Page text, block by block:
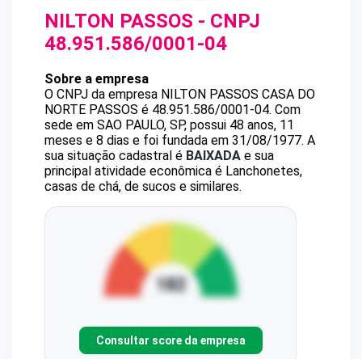
NILTON PASSOS - CNPJ
48.951.586/0001-04
Sobre a empresa
O CNPJ da empresa NILTON PASSOS CASA DO
NORTE PASSOS é 48.951.586/0001-04. Com
sede em SAO PAULO, SP, possui 48 anos, 11
meses e 8 dias e foi fundada em 31/08/1977. A
sua situação cadastral é BAIXADA e sua
principal atividade econômica é Lanchonetes,
casas de chá, de sucos e similares.
Consultar score da empresa